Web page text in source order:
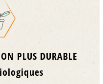
PLUS DURABLE